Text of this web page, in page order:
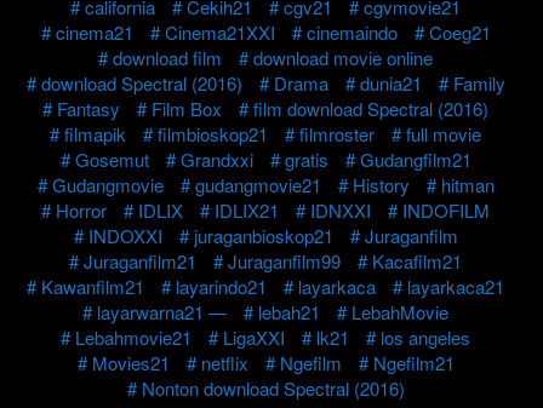
california
Cekih21 cgv21
cgvmovie21
cinema21
Cinema21XXI cinemaindo
Coeg21
download film
download movie online
download Spectral (2016)
Drama dunia21
Family
Fantasy
Film Box
film download Spectral (2016)
filmapik
filmbioskop21 filmroster
full movie
Gosemut
Grandxxi gratis
Gudangfilm21
Gudangmovie
gudangmovie21 History
hitman
Horror
IDLIX IDLIX21 IDNXXI
INDOFILM
INDOXXI
juraganbioskop21
Juraganfilm
Juraganfilm21
Juraganfilm99
Kacafilm21
Kawanfilm21
layarindo21 layarkaca
layarkaca21
layarwarna21 —
lebah21
LebahMovie
Lebahmovie21
LigaXXI lk21
los angeles
Movies21
netflix Ngefilm
Ngefilm21
Nonton download Spectral (2016)